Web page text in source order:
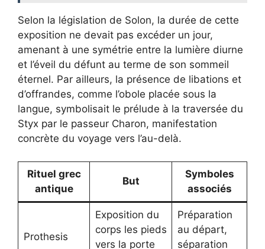
Selon la législation de Solon, la durée de cette
exposition ne devait pas excéder un jour,
amenant à une symétrie entre la lumière diurne
et l’éveil du défunt au terme de son sommeil
éternel. Par ailleurs, la présence de libations et
d’offrandes, comme l’obole placée sous la
langue, symbolisait le prélude à la traversée du
Styx par le passeur Charon, manifestation
concrète du voyage vers l’au-delà.
Rituel grec
antique
But
Symboles
associés
Prothesis
Exposition du
corps les pieds
vers la porte
Préparation
au départ,
séparation